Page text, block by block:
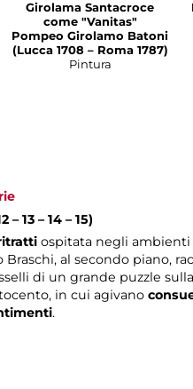
Girolama Santacroce
come "Vanitas"
Pompeo Girolamo Batoni
(Lucca 1708 – Roma 1787)
Pintura
– 13 – 14 – 15)
ospitata negli
Braschi, al secondo piano,
di un grande puzzle
in cui agivano
.